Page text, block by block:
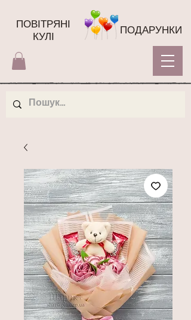
ПОВІТРЯНІ
КУЛІ
ПОДАРУНКИ